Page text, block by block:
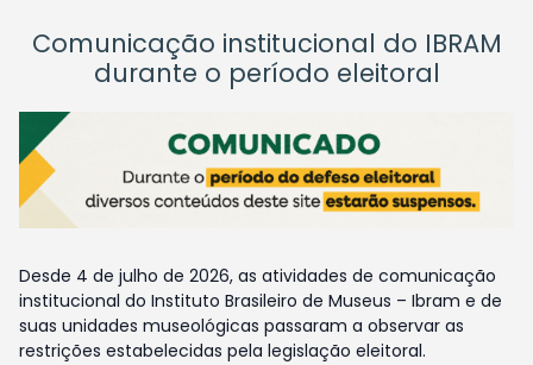
Comunicação institucional do IBRAM
durante o período eleitoral
Desde 4 de julho de 2026, as atividades de comunicação
institucional do Instituto Brasileiro de Museus – Ibram e de
suas unidades museológicas passaram a observar as
restrições estabelecidas pela legislação eleitoral.